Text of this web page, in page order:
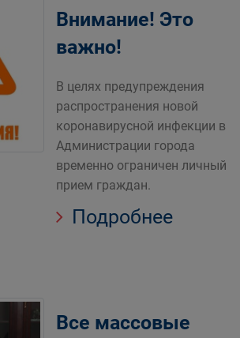
Внимание! Это
важно!
В целях предупреждения
распространения новой
коронавирусной инфекции в
Администрации города
временно ограничен личный
прием граждан.
Подробнее
Все массовые